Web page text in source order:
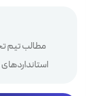
مطالب تیم